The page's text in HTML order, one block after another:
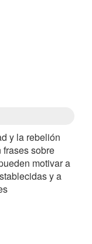
y la rebelión
frases sobre
motivar a
y a